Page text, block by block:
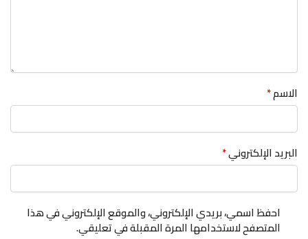
الاسم*
البريد الإلكتروني*
احفظ اسمي، بريدي الإلكتروني، والموقع الإلكتروني في هذا
المتصفح لاستخدامها المرة المقبلة في تعليقي.